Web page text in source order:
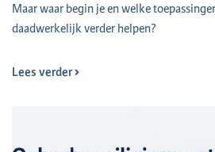
Maar waar begin je en welke
daadwerkelijk verder helpen?
Lees verder